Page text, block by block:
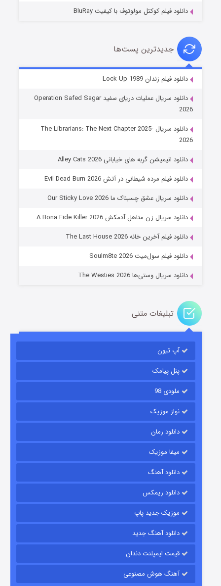
شوهر
عملیات آپارتمان
قسمت۲ (زیرنویس) منتشر شد
مردگان متحرک: شهر مرده ۳
قسمت
شوگر فصل ۲
دانلود فیلم کوکتل مولوتوف با کیفیت BluRay
جدیدترین پست‌ها
دانلود فیلم زندان Lock Up 1989
دانلود سریال عملیات دریای سفید Operation Safed Sagar
2026
دانلود سریال The Librarians: The Next Chapter 2025-
2026
دانلود انیمیشن گربه های خیابانی Alley Cats 2026
دانلود فیلم مرده شیطانی در آتش Evil Dead Burn 2026
دانلود سریال عشق چسبناک ما Our Sticky Love 2026
دانلود سریال زن متاهل آدمکش A Bona Fide Killer 2026
دانلود فیلم آخرین خانه The Last House 2026
دانلود فیلم سول‌میت Soulm8te 2026
دانلود سریال وستی‌ها The Westies 2026
تبلیغات متنی
آپ تیون
پنل پیامک
ملودی 98
نواز موزیک
دانلود رمان
میفا موزیک
دانلود آهنگ
دانلود ریمکس
موزیک جدید پاپ
دانلود آهنگ جدید
قیمت ایمپلنت دندان
آهنگ هوش مصنوعی